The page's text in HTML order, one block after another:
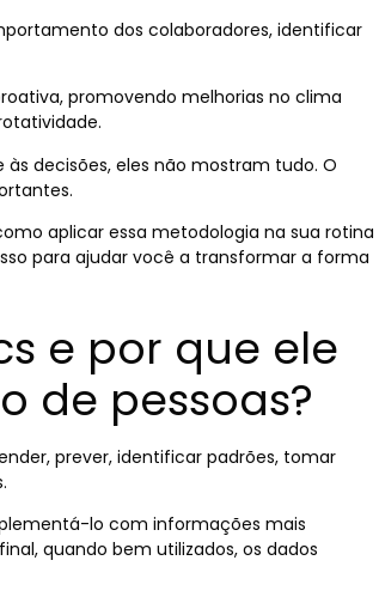
dos colaboradores, identificar
promovendo melhorias no clima
decisões, eles não mostram tudo. O
aplicar essa metodologia na sua rotina
para ajudar você a transformar a forma
e por que ele
de pessoas?
prever, identificar padrões, tomar
lo com informações mais
quando bem utilizados, os dados